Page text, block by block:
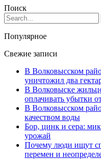
Поиск
Популярное
Свежие записи
В Волковысском
уничтожил два
В Волковыске
оплачивать убытки
В Волковысском
качеством воды
Бор, цинк и сера:
урожай
Почему люди ищут
перемен и